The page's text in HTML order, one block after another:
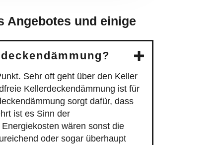
Angebotes und einige
Sehr oft geht über den Keller
Kellerdeckendämmung ist für
sorgt dafür, dass
ist es Sinn der
wären sonst die
oder sogar überhaupt